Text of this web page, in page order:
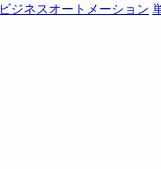
ビジネスオートメーション